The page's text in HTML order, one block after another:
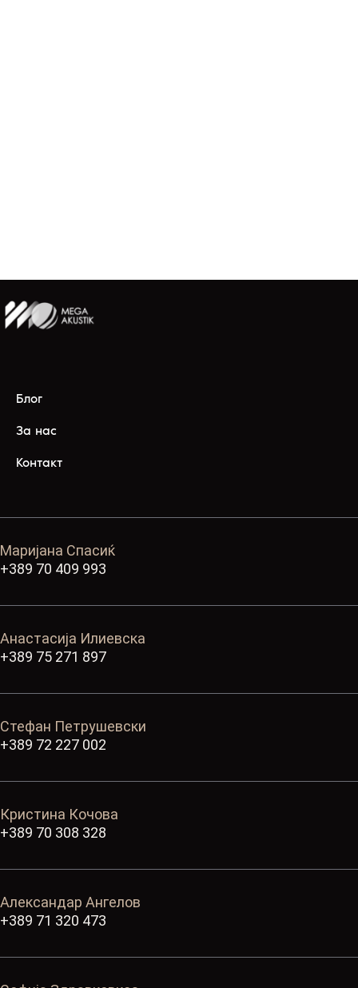
Блог
За нас
Контакт
Маријана Спасиќ
+389 70 409 993
Анастасија Илиевска
+389 75 271 897
Стефан Петрушевски
+389 72 227 002
Кристина Кочова
+389 70 308 328
Александар Ангелов
+389 71 320 473